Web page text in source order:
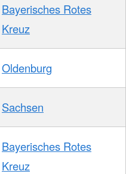
Bayerisches Rotes
Kreuz
Oldenburg
Sachsen
Bayerisches Rotes
Kreuz